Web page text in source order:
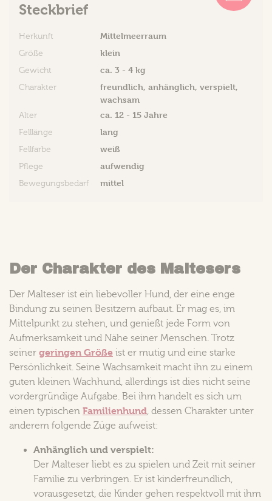
Steckbrief
Herkunft Mittelmeerraum
Größe klein
Gewicht ca. 3 - 4 kg
Charakter
freundlich, anhänglich, verspielt,
wachsam
Alter ca. 12 - 15 Jahre
Felllänge lang
Fellfarbe weiß
Pflege aufwendig
Bewegungsbedarf mittel
Der Charakter des Maltesers
Der Malteser ist ein liebevoller Hund, der eine enge
Bindung zu seinen Besitzern aufbaut. Er mag es, im
Mittelpunkt zu stehen, und genießt jede Form von
Aufmerksamkeit und Nähe seiner Menschen. Trotz
seiner geringen Größe ist er mutig und eine starke
Persönlichkeit. Seine Wachsamkeit macht ihn zu einem
guten kleinen Wachhund, allerdings ist dies nicht seine
vordergründige Aufgabe. Bei ihm handelt es sich um
einen typischen Familienhund, dessen Charakter unter
anderem folgende Züge aufweist:
Anhänglich und verspielt:
Der Malteser liebt es zu spielen und Zeit mit seiner
Familie zu verbringen. Er ist kinderfreundlich,
vorausgesetzt, die Kinder gehen respektvoll mit ihm